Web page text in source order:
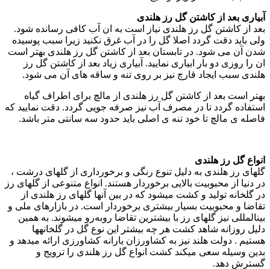
آبیاری بعد از کاشتن گل رز هلندی
بعد از کاشتن گل رز هلندی نیاز است به ان آب کافی رسانده شود.
ولی باید دقت گردد اصلا گل را در آب غرق نکنید زیرا سبب پوسیده
شدن آن می شود. در تابستان بعد از کاشتن گل رز هلندی بهتر است
ان را روزی دو بار ابیاری نمایید. آبیاری زیاد بعد از کاشتن گل رز
هلندی سبب ایجاد قارچ نیز بر روی تنه و ساقه های آن می شود.
بهتر است بعد از کاشتن گل رز هلندی از مالچ برای اطراف گیاه
استفاده گردد تا در مصرف آب نیز صرفه جویی گردد. دقت نمایید که
فاصله ی مالچ تا خود تنه ی اصلی باید حدود سه سانتی متر باشد.
انواع گل رز هلندی
گل­های رز هلندی به دلیل تنوع رنگی و برخورداری از گل­های درشت ،
در دنیا از محبوبیت بالایی برخوردار هستند. انواع متنوعی از گل­های رز
در گلخانه تولید و کشت می­شود که در بین آن­ها گل­های رز هلندی از
تقاضا و محبوبیت بسیار بیشتری برخوردار است. در بازارهای ملی و
بین­المللی نیز گل­های رز با بیشترین تقاضا روبه‌رو می­شوند. به همین
دلیل روزانه شاهد کشت هر چه بیشتر این نوع گل در گلخانه­ها
هستیم . دولت هلند نیز به کشاورزان یارانه کشاورزی ارائه می­دهد و
بدین وسیله سعی می­کند کشت انواع گل رز هلندی را ترویج و
گسترش دهد.